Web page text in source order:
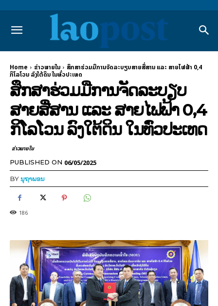
Home ຂ່າວພາຍ​ໃນ
ສຶກສາຮ່ວມມືການຈັດລະບຽບສາຍສື່ສານ ແລະ ສາຍໄຟຟ້າ 0,4
ກິໂລໂວນ ລົງໃຕ້ດິນ ໃນທົ່ວປະເທດ
ສຶກສາຮ່ວມມືການຈັດລະບຽບ
ສາຍສື່ສານ ແລະ ສາຍໄຟຟ້າ 0,4
ກິໂລໂວນ ລົງໃຕ້ດິນ ໃນທົ່ວປະເທດ
ຂ່າວພາຍ​ໃນ
PUBLISHED ON 06/05/2025
BYນຸຖາພອນ
186